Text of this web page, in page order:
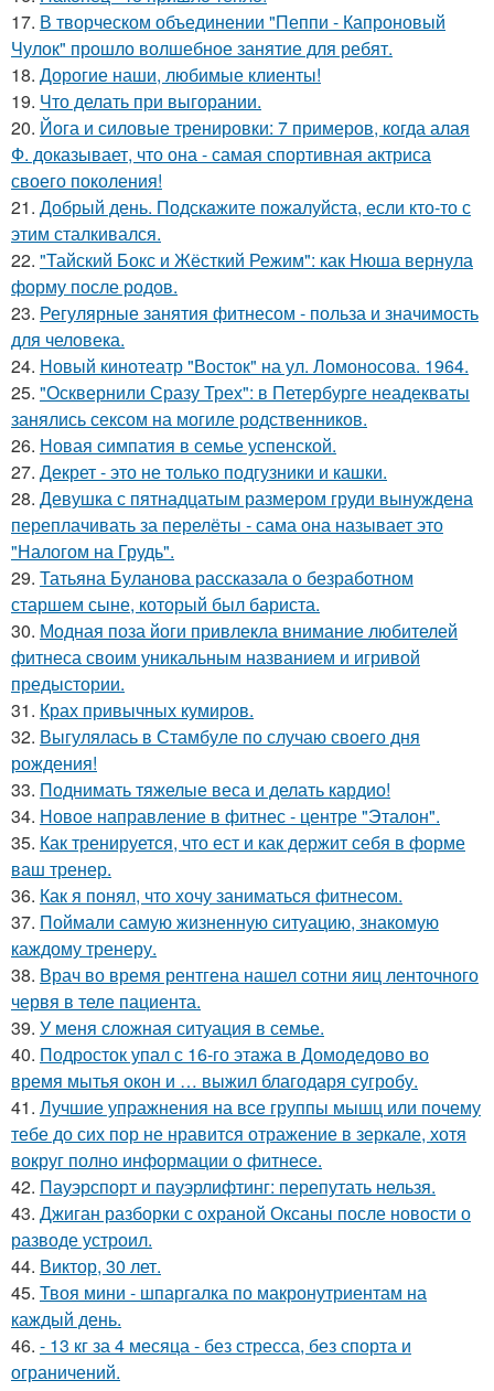
17. В творческом объединении "Пеппи - Капроновый
Чулок" прошло волшебное занятие для ребят.
18. Дорогие наши, любимые клиенты!
19. Что делать при выгорании.
20. Йога и силовые тренировки: 7 примеров, когда алая
Ф. доказывает, что она - самая спортивная актриса
своего поколения!
21. Добрый день. Подскaжите пожалуйста, если кто-то с
этим сталкивался.
22. "Тайский Бокс и Жёсткий Режим": как Нюша вернула
форму после родов.
23. Регулярные занятия фитнесом - польза и значимость
для человека.
24. Новый кинотеатр "Восток" на ул. Ломоносова. 1964.
25. "Осквернили Сразу Трех": в Петербурге неадекваты
занялись сексом на могиле родственников.
26. Новая симпатия в семье успенской.
27. Декрет - это не только подгузники и кашки.
28. Девушка с пятнадцатым размером груди вынуждена
переплачивать за перелёты - сама она называет это
"Налогом на Грудь".
29. Татьяна Буланова рассказала о безработном
старшем сыне, который был бариста.
30. Модная поза йоги привлекла внимание любителей
фитнеса своим уникальным названием и игривой
предыстории.
31. Крах привычных кумиров.
32. Выгулялась в Стамбуле по случаю своего дня
рождения!
33. Поднимать тяжелые веса и делать кардио!
34. Новое направление в фитнес - центре "Эталон".
35. Как тренируется, что ест и как держит себя в форме
ваш тренер.
36. Как я понял, что хочу заниматься фитнесом.
37. Поймали самую жизненную ситуацию, знакомую
каждому тренеру.
38. Врач во время рентгена нашел сотни яиц ленточного
червя в теле пациента.
39. У меня сложная ситуация в семье.
40. Подросток упал с 16-го этажа в Домодедово во
время мытья окон и … выжил благодаря сугробу.
41. Лучшие упражнения на все группы мышц или почему
тебе до сих пор не нравится отражение в зеркале, хотя
вокруг полно информации о фитнесе.
42. Пауэрспорт и пауэрлифтинг: перепутать нельзя.
43. Джиган разборки с охраной Оксаны после новости о
разводе устроил.
44. Виктор, 30 лет.
45. Твоя мини - шпаргалка по макронутриентам на
каждый день.
46. - 13 кг за 4 месяца - без стресса, без спорта и
ограничений.